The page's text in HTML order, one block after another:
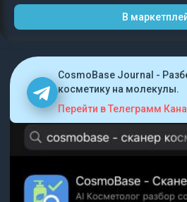
В
CosmoBase Journal -
косметику на молекулы.
Перейти в Телеграмм